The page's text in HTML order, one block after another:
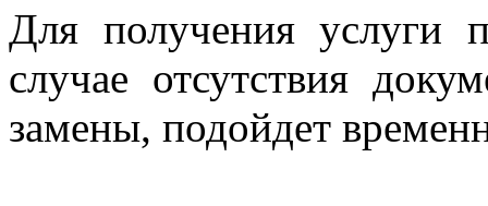
Для получения услуги
случае отсутствия
замены, подойдет